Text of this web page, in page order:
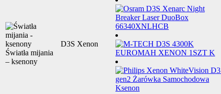
Światła mijania
– ksenony
D3S Xenon